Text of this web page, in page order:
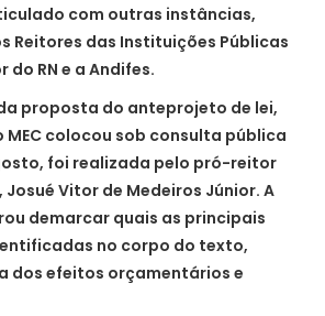
com outras instâncias,
Reitores das Instituições Públicas
do RN e a Andifes.
proposta do anteprojeto de lei,
MEC colocou sob consulta pública
foi realizada pelo pró-reitor
Vitor de Medeiros Júnior. A
demarcar quais as principais
no corpo do texto,
dos efeitos orçamentários e